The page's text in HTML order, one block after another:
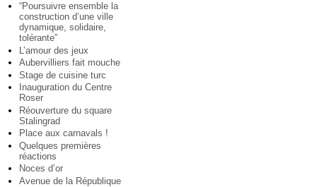
“Poursuivre ensemble la
construction d’une ville
dynamique, solidaire,
tolérante”
L’amour des jeux
Aubervilliers fait mouche
Stage de cuisine turc
Inauguration du Centre
Roser
Réouverture du square
Stalingrad
Place aux carnavals !
Quelques premières
réactions
Noces d’or
Avenue de la République